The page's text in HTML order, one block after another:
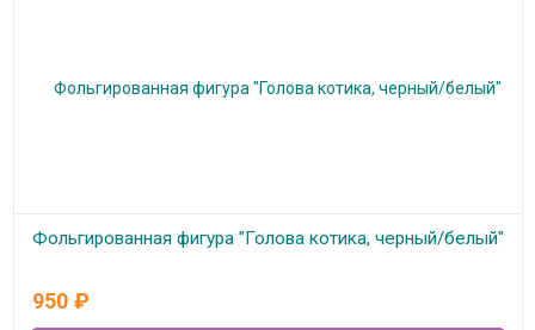
Фольгированная фигура "Голова котика, черный/белый"
950 ₽